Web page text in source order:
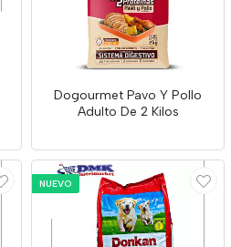
Dogourmet Pavo Y Pollo
Adulto De 2 Kilos
NUEVO